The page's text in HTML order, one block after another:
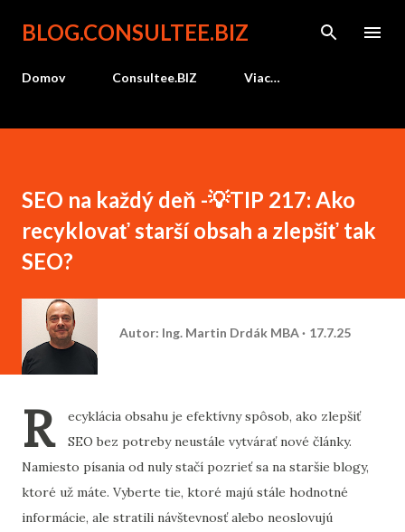
Preskočiť na hlavný obsah
BLOG.CONSULTEE.BIZ
Domov Consultee.BIZ Viac…
SEO na každý deň -💡TIP 217: Ako
recyklovať starší obsah a zlepšiť tak
SEO?
Autor: Ing. Martin Drdák MBA 17.7.25
R
ecyklácia obsahu je efektívny spôsob, ako zlepšiť
SEO bez potreby neustále vytvárať nové články.
Namiesto písania od nuly stačí pozrieť sa na staršie blogy,
ktoré už máte. Vyberte tie, ktoré majú stále hodnotné
informácie, ale stratili návštevnosť alebo neoslovujú